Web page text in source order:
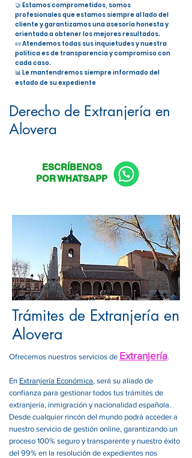
🤝 Estamos comprometidos, somos
profesionales que estamos siempre al lado del
cliente y garantizamos una asesoría honesta y
orientada a obtener los mejores resultados.
📜 Atendemos todas sus inquietudes y nuestra
política es de transparencia y compromiso con
cada caso.
📊 Le mantendremos siempre informado del
estado de su expediente
Derecho de Extranjería en
Alovera
ESCRÍBENOS
POR WHATSAPP
Trámites de Extranjería en
Alovera
Ofrecemos nuestros servicios de Extranjería.
En Extranjería Económica, será su aliado de
confianza para gestionar todos tus trámites de
extranjería, inmigración y nacionalidad española.
Desde cualquier rincón del mundo podrá acceder a
nuestro servicio de gestión online, garantizando un
proceso 100% seguro y transparente y nuestro éxito
del 99% en la resolución de expedientes nos